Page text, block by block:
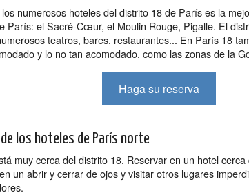
numerosos hoteles del distrito 18 de París es la
París: el Sacré-Cœur, el Moulin Rouge, Pigalle. El
teatros, bares, restaurantes... En París 18
y lo no tan acomodado, como las zonas de la
Haga su reserva
de los hoteles de París norte
muy cerca del distrito 18. Reservar en un hotel
un abrir y cerrar de ojos y visitar otros lugares